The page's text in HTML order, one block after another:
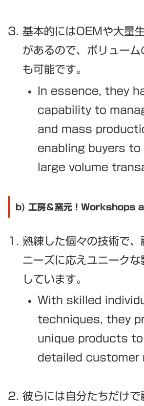
基本的にはOEMや大量
があるので、ボリューム
も可能です。
In essence, they
capability to
and mass
enabling buyers to
large volume
b) 工房＆窯元！Workshops
熟練した個々の技術で、
ニーズに応えユニークな
しています。
With skilled
techniques, they
unique products
detailed customer
彼らには自分たちだけで